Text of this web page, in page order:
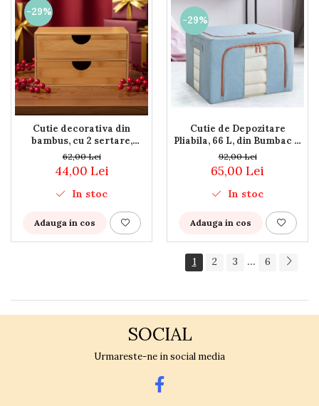
-29%
Cutie decorativa din
bambus, cu 2 sertare,
22x13x12.5 cm, utilizare
universala
62,00 Lei
44,00 Lei
In stoc
Adauga in cos
-29%
Cutie de Depozitare
Pliabila, 66 L, din Bumbac si
In, 50x40x33 cm, 2
Ferestre, Frontala si
Laterala, 2 Usi de Acces cu
Fermoar Bidirectional,
Cadru Metalic, Suport Baza
Stabil din Plastic, Bleu
92,00 Lei
65,00 Lei
In stoc
Adauga in cos
1 2 3 ... 6
SOCIAL
Urmareste-ne in social media